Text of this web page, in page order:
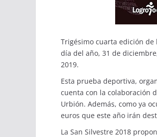
Trigésimo cuarta edición
día del año, 31 de
2019.
Esta prueba deportiva,
cuenta con la colaboración
Urbión. Además, como ya
euros que este año irán
La San Silvestre 2018